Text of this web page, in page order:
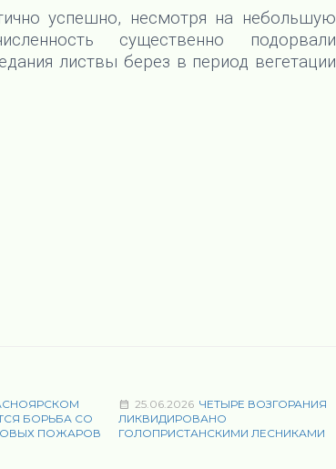
успешно, несмотря на небольшую
существенно подорвали
листвы берез в период вегетации
БОРЬБА СО
ПОЖАРОВ
25.06.2026 ЧЕТЫРЕ ВОЗГОРАНИЯ
ЛИКВИДИРОВАНО
ГОЛОПРИСТАНСКИМИ ЛЕСНИКАМИ